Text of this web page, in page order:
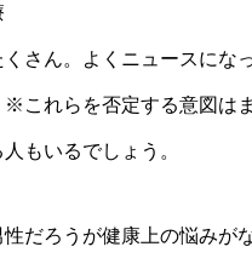
くさん。よくニュースにな
これらを否定する意図は
もいるでしょう。
だろうが健康上の悩みが